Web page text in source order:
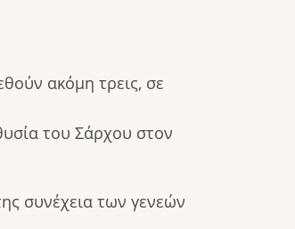
ακόμη τρεις, σε
του Σάρχου στον
συνέχεια των γενεών